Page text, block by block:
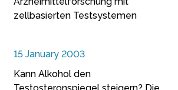
zellbasierten Testsystemen
15 January 2003
Kann Alkohol den
Testosteronspiegel steigern? Die